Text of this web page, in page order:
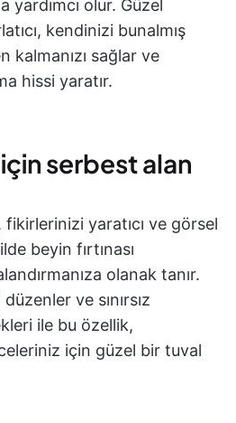
yardımcı olur. Güzel
kendinizi bunalmış
kalmanızı sağlar ve
hissi yaratır.
serbest alan
yaratıcı ve görsel
beyin fırtınası
olanak tanır.
ve sınırsız
ile bu özellik,
için güzel bir tuval